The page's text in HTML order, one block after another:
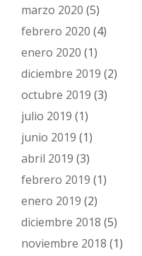
marzo 2020 (5)
febrero 2020 (4)
enero 2020 (1)
diciembre 2019 (2)
octubre 2019 (3)
julio 2019 (1)
junio 2019 (1)
abril 2019 (3)
febrero 2019 (1)
enero 2019 (2)
diciembre 2018 (5)
noviembre 2018 (1)